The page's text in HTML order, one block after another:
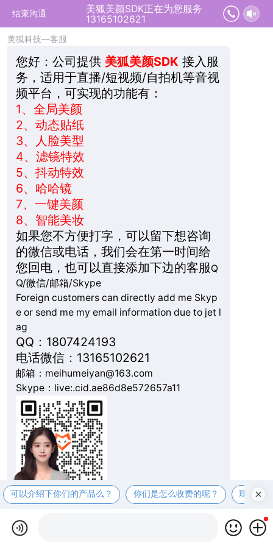
结束沟通
美狐美颜SDK正在为您服务
13165102621
2026-08-09 13:54:12 开始沟通
美狐科技—客服
您好： 公司提供 美狐美颜SDK 接入服
务，适用于直播/短视频/自拍机等音视
频平台，可实现的功能有：
1、 全局美颜
2、 动态贴纸
3、
人脸美型
4、 滤镜特效
5、 抖动特效
6、 哈哈镜
7、 一键美颜
8、 智能美妆
如果您不方便打字，可以留下想咨询
的微信或电话，我们会在第一时间给
您回电，也可以直接添加下边的客服Q
Q/微信/邮箱/Skype
Foreign customers can directly add me Skyp
e or send me my email information due to jet l
ag
QQ：1807424193
电话微信：13165102621
邮箱：meihumeiyan@163.com
Skype：live:.cid.ae86d8e572657a11
可以介绍下你们的产品么？ 你们是怎么收费的呢？ 现在有